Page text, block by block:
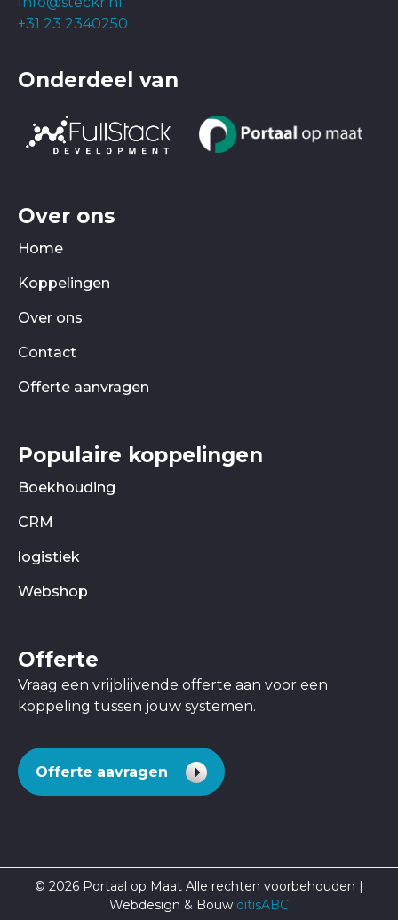
+31 23 2340250
Onderdeel van
Over ons
Home
Koppelingen
Over ons
Contact
Offerte aanvragen
Populaire koppelingen
Boekhouding
CRM
logistiek
Webshop
Offerte
Vraag een vrijblijvende offerte aan voor een
koppeling tussen jouw systemen.
Offerte aavragen
© 2026 Portaal op Maat Alle rechten voorbehouden |
Webdesign & Bouw ditisABC